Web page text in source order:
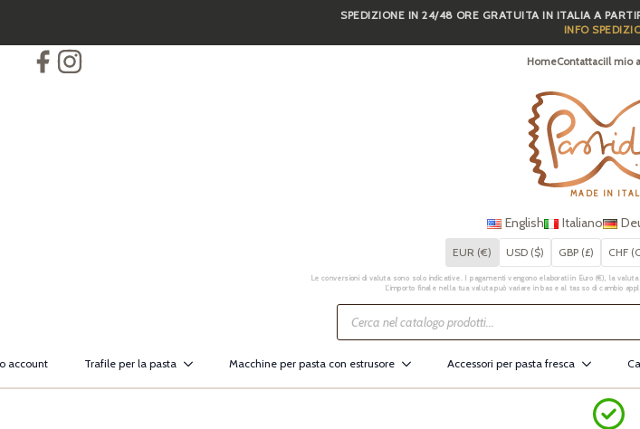
content
SPEDIZIONE IN 24/48 ORE GRATUITA IN ITALIA A
INFO
HomeContattaciIl mio
MADE IN
English Italiano
EUR (€) USD ($) GBP (£) CHF
Le conversioni di valuta sono solo indicative. I pagamenti vengono elaborati in Euro (€), la
L’importo finale nella tua valuta può variare in base al tasso di cambio
Ricerca
prodotti
account Trafile per la pasta Macchine per pasta con estrusore Accessori per pasta fresca